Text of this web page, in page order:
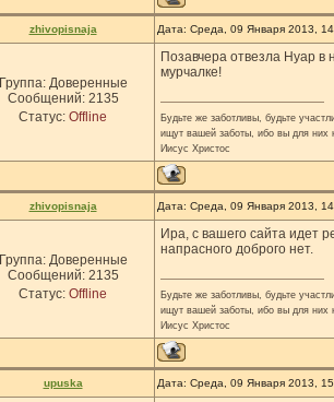
zhivopisnaja Дата: Среда, 09 Января 2013,
Доверенные
Сообщений: 2135
Статус: Offline
Позавчера отвезла Нуар
мурчалке!
Будьте же заботливы, будьте
ищут вашей заботы, ибо вы для них
Иисус Христос
zhivopisnaja Дата: Среда, 09 Января 2013,
Доверенные
Сообщений: 2135
Статус: Offline
Ира, с вашего сайта идет
напрасного доброго нет.
Будьте же заботливы, будьте
ищут вашей заботы, ибо вы для них
Иисус Христос
upuska Дата: Среда, 09 Января 2013,